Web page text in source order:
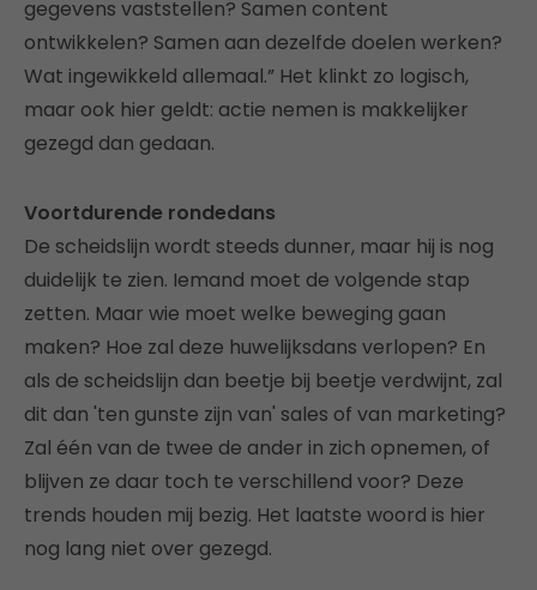
gegevens vaststellen? Samen content
ontwikkelen? Samen aan dezelfde doelen werken?
Wat ingewikkeld allemaal.” Het klinkt zo logisch,
maar ook hier geldt: actie nemen is makkelijker
gezegd dan gedaan.
Voortdurende rondedans
De scheidslijn wordt steeds dunner, maar hij is nog
duidelijk te zien. Iemand moet de volgende stap
zetten. Maar wie moet welke beweging gaan
maken? Hoe zal deze huwelijksdans verlopen? En
als de scheidslijn dan beetje bij beetje verdwijnt, zal
dit dan 'ten gunste zijn van' sales of van marketing?
Zal één van de twee de ander in zich opnemen, of
blijven ze daar toch te verschillend voor? Deze
trends houden mij bezig. Het laatste woord is hier
nog lang niet over gezegd.